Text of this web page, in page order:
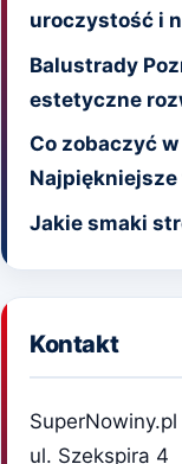
uroczystość i
Balustrady
estetyczne
Co zobaczyć
Jakie smaki
Kontakt
SuperNowiny.pl
ul. Szekspira 4